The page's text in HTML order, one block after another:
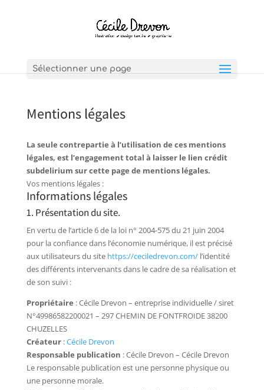
Sélectionner une page
Mentions légales
La seule contrepartie à l’utilisation de ces mentions
légales, est l’engagement total à laisser le lien crédit
subdelirium sur cette page de mentions légales.
Vos mentions légales :
Informations légales
1. Présentation du site.
En vertu de l’article 6 de la loi n° 2004-575 du 21 juin 2004
pour la confiance dans l’économie numérique, il est précisé
aux utilisateurs du site https://ceciledrevon.com/l’identité
des différents intervenants dans le cadre de sa réalisation et
de son suivi :
Propriétaire : Cécile Drevon – entreprise individuelle / siret
N°49986582200021 – 297 CHEMIN DE FONTFROIDE 38200
CHUZELLES
Créateur:Cécile Drevon
Responsable publication : Cécile Drevon – Cécile Drevon
Le responsable publication est une personne physique ou
une personne morale.